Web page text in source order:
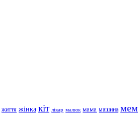
життя жінка кіт лікар малюк мама машина мем